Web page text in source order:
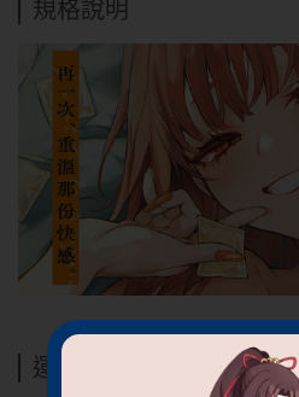
規格說明
運送方式